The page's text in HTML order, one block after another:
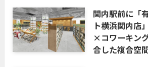
関内駅前に「
ト横浜関内店
×コワーキン
合した複合空